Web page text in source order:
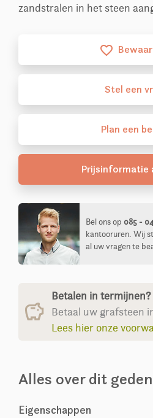
zandstralen in het steen
favorite_border
Stel een
Plan een
Prijsinformatie
Bel ons op 085 -
kantooruren. Wij
al uw vragen te
Betalen in termijnen?
Betaal uw grafsteen
Lees hier onze
Alles over dit
Eigenschappen